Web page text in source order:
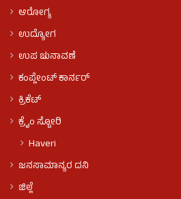
ಆರೋಗ್ಯ
ಉದ್ಯೋಗ
ಉಪ ಚುನಾವಣೆ
ಕಂಪ್ಲೇಂಟ್ ಕಾರ್ನರ್
ಕ್ರಿಕೆಟ್
ಕ್ರೈಂ ಸ್ಟೋರಿ
Haveri
ಜನಸಾಮಾನ್ಯರ ದನಿ
ಜಿಲ್ಲೆ